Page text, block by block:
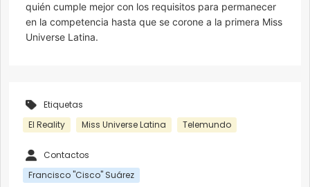
quién cumple mejor con los requisitos para permanecer
en la competencia hasta que se corone a la primera Miss
Universe Latina.
Etiquetas
El Reality
Miss Universe Latina Telemundo
Contactos
Francisco "Cisco" Suárez